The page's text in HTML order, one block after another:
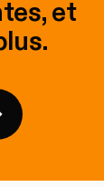
et